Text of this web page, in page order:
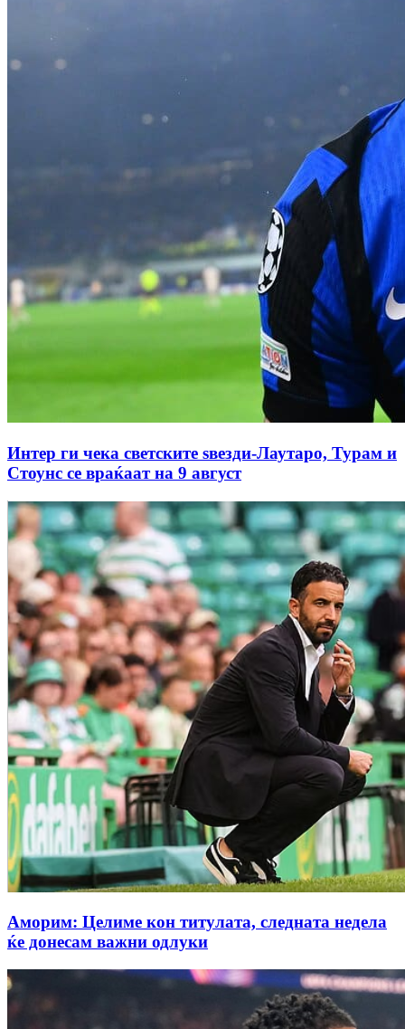
Интер ги чека светските ѕвезди-Лаутаро, Турам и
Стоунс се враќаат на 9 август
Аморим: Целиме кон титулата, следната недела
ќе донесам важни одлуки